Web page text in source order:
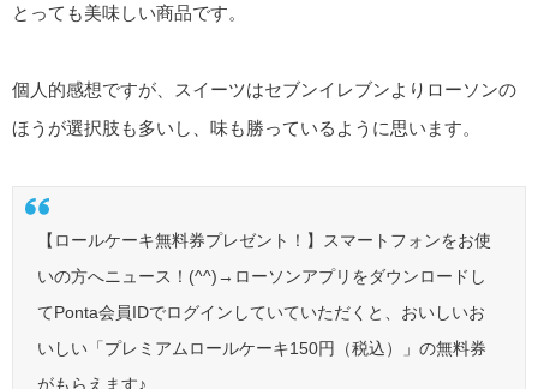
とっても美味しい商品です。
個人的感想ですが、スイーツはセブンイレブンよりローソンの
ほうが選択肢も多いし、味も勝っているように思います。
【ロールケーキ無料券プレゼント！】スマートフォンをお使
いの方へニュース！(^^)→ローソンアプリをダウンロードし
てPonta会員IDでログインしていていただくと、おいしいお
いしい「プレミアムロールケーキ150円（税込）」の無料券
がもらえます♪